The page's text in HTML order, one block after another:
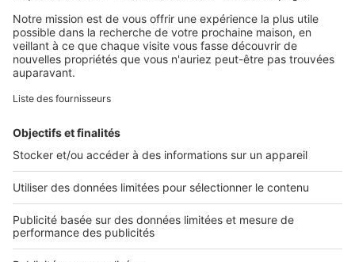
Retrouvez-nous sur ...
L'ENTREPRISE
Nous contacter
Nous recrutons